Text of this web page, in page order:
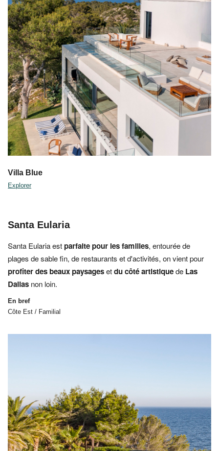
Villa Blue
Explorer
Santa Eularia
Santa Eularia estparfaite pour les familles, entourée de
plages de sable fin, de restaurants et d'activités, on vient pour
profiter des beaux paysagesetdu côté artistiquede Las
Dalias non loin.
En bref
Côte Est / Familial